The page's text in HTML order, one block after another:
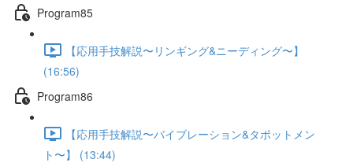
Program85
【応用手技解説〜リンギング&ニーディング〜】
(16:56)
Program86
【応用手技解説〜バイブレーション&タポットメン
ト〜】 (13:44)